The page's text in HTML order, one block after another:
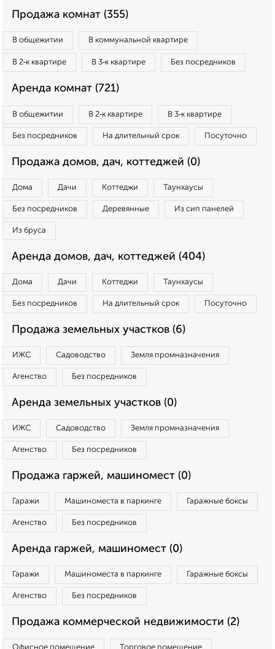
Продажа комнат (355)
В общежитии В коммунальной квартире
В 2‑к квартире В 3‑к квартире Без посредников
Аренда комнат (721)
В общежитии В 2‑к квартире В 3‑к квартире
Без посредников На длительный срок Посуточно
Продажа домов, дач, коттеджей (0)
Дома Дачи Коттеджи Таунхаусы
Без посредников Деревянные Из сип панелей
Из бруса
Аренда домов, дач, коттеджей (404)
Дома Дачи Коттеджи Таунхаусы
Без посредников На длительный срок Посуточно
Продажа земельных участков (6)
ИЖС Садоводство Земля промназначения
Агенство Без посредников
Аренда земельных участков (0)
ИЖС Садоводство Земля промназначения
Агенство Без посредников
Продажа гаржей, машиномест (0)
Гаражи Машиноместа в паркинге Гаражные боксы
Агенство Без посредников
Аренда гаржей, машиномест (0)
Гаражи Машиноместа в паркинге Гаражные боксы
Агенство Без посредников
Продажа коммерческой недвижимости (2)